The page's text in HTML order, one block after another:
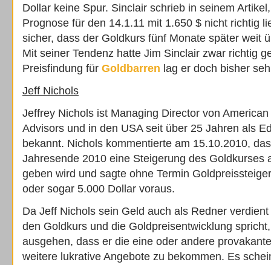
Dollar keine Spur. Sinclair schrieb in seinem
Prognose für den 14.1.11 mit 1.650 $ nicht richtig
sicher, dass der Goldkurs fünf Monate später weit
Mit seiner Tendenz hatte Jim Sinclair zwar richtig
Preisfindung für Goldbarren lag er doch bisher
Jeff Nichols
Jeffrey Nichols ist Managing Director von
Advisors und in den USA seit über 25 Jahren als
bekannt. Nichols kommentierte am 15.10.2010,
Jahresende 2010 eine Steigerung des Goldkurses
geben wird und sagte ohne Termin
oder sogar 5.000 Dollar voraus.
Da Jeff Nichols sein Geld auch als Redner
den Goldkurs und die Goldpreisentwicklung
ausgehen, dass er die eine oder andere
weitere lukrative Angebote zu bekommen. Es